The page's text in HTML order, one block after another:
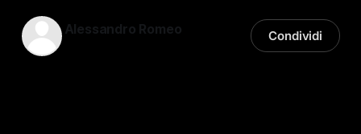
Alessandro Romeo Condividi